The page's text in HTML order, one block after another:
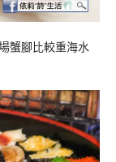
蟹腳比較重海水